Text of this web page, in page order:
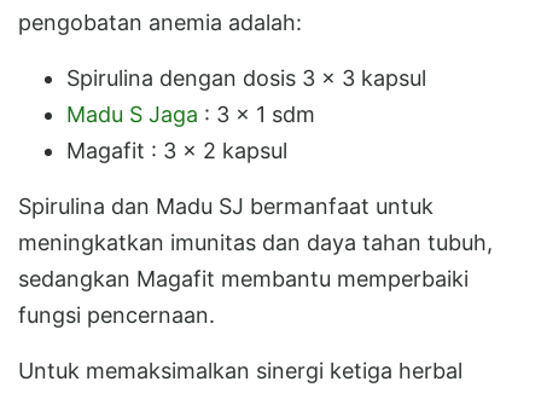
pengobatan anemia adalah:
Spirulina dengan dosis 3 x 3 kapsul
Madu S Jaga : 3 x 1 sdm
Magafit : 3 x 2 kapsul
Spirulina dan Madu SJ bermanfaat untuk
meningkatkan imunitas dan daya tahan tubuh,
sedangkan Magafit membantu memperbaiki
fungsi pencernaan.
Untuk memaksimalkan sinergi ketiga herbal